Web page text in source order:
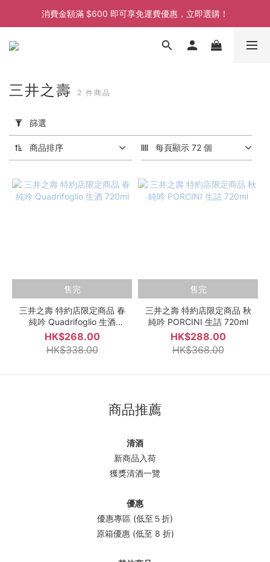
消費金額滿 $600 即可享免運費優惠，立即選購！
消費金額滿 $600 即可享免運費優惠，立即選購！
消費金額滿 $600 即可享免運費優惠，立即選購！
用
選
價格
(HK$)
三井之壽 2 件商品
篩選
商品排序 每頁顯示 72 個
售完
三井之壽 特約店限定商品 春
純吟 Quadrifoglio 生酒
720ml
HK$268.00
HK$338.00
售完
三井之壽 特約店限定商品 秋
純吟 PORCINI 生詰 720ml
HK$288.00
HK$368.00
商品推薦
清酒
新商品入荷
獲獎清酒一覽
優惠
優惠專區 (低至５折)
原箱優惠 (低至 8 折)